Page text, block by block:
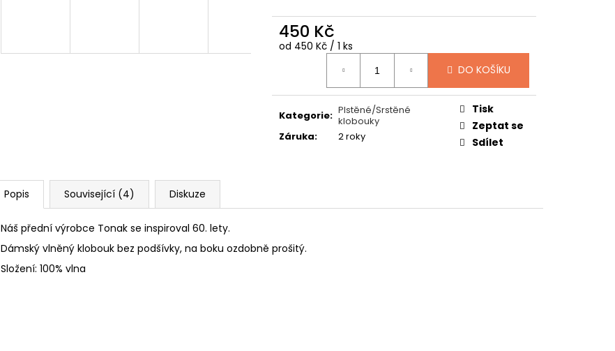
450 Kč
Měrná
od 450 Kč / 1 ks
DO KOŠÍKU
Kategorie: Plstěné/Srstěné
klobouky
Záruka: 2 roky
Tisk
Zeptat se
Sdílet
Popis Související (4) Diskuze
Náš přední výrobce Tonak se inspiroval 60. lety.
Dámský vlněný klobouk bez podšívky, na boku ozdobně prošitý.
Složení: 100% vlna
SPACÍ ČEPICE TUČŇÁK